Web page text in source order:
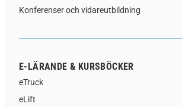
Konferenser och vidareutbildning
E-LÄRANDE & KURSBÖCKER
eTruck
eLift